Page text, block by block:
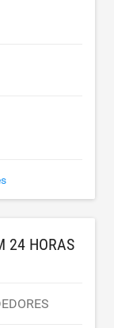
24 HORAS